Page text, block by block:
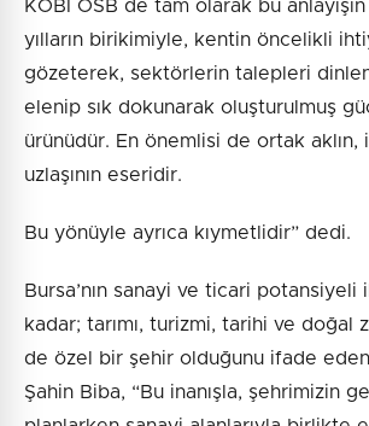
KOBİ OSB de tam olarak bu
yılların birikimiyle, kentin öncelikli
gözeterek, sektörlerin talepleri
elenip sık dokunarak oluşturulmuş
ürünüdür. En önemlisi de ortak aklın,
uzlaşının eseridir.
Bu yönüyle ayrıca kıymetlidir” dedi.
Bursa’nın sanayi ve ticari
kadar; tarımı, turizmi, tarihi ve doğal
de özel bir şehir olduğunu ifade
Şahin Biba, “Bu inanışla, şehrimizin